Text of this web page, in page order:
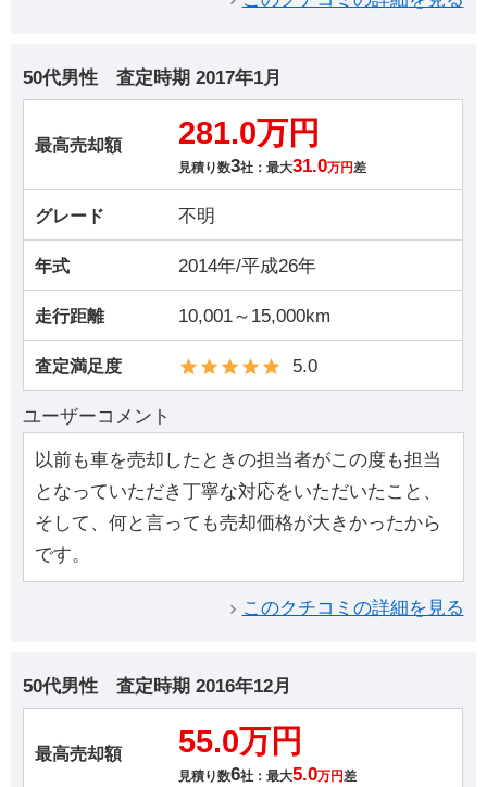
50代男性 査定時期 2017年1月
最高売却額 281.0万円
見積り数3社：最大31.0万円差
グレード 不明
年式 2014年/平成26年
走行距離 10,001～15,000km
査定満足度 5.0
ユーザーコメント
以前も車を売却したときの担当者がこの度も担当
となっていただき丁寧な対応をいただいたこと、
そして、何と言っても売却価格が大きかったから
です。
このクチコミの詳細を見る
50代男性 査定時期 2016年12月
最高売却額 55.0万円
見積り数6社：最大5.0万円差